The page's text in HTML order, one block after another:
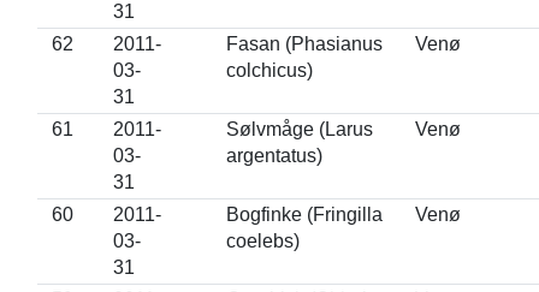
31
62
2011-
03-
31
Fasan (Phasianus
colchicus)
Venø
61
2011-
03-
31
Sølvmåge (Larus
argentatus)
Venø
60
2011-
03-
31
Bogfinke (Fringilla
coelebs)
Venø